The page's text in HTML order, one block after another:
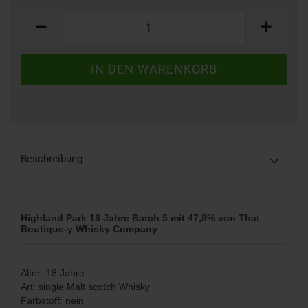
Beschreibung
Highland Park 18 Jahre Batch 5 mit 47,8% von That
Boutique-y Whisky Company
Alter: 18 Jahre
​Art: single Malt scotch Whisky
Farbstoff: nein